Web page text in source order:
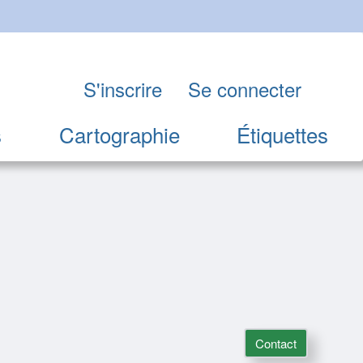
Cartographie Étiquettes
S'inscrire Se connecter
Contact